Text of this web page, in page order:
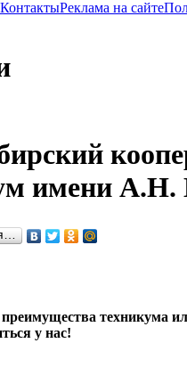
КонтактыРеклама на сайте
имени А.Н.
техникума
у нас!